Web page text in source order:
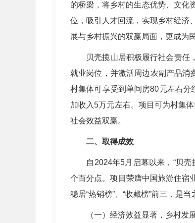
的桥梁，将乡村的生态优势、文化
位，吸引人才回流，实现乡村经济
展与乡村振兴的双赢局面，更成为
贝壳揽山居积极履行社会责任，
就业岗位，并激活周边农副产品消
村集体可享受到单间房80元左右分
加收入5万元左右。项目可为村集
社会效益双赢。
二、取得成效
自2024年5月启幕以来，“贝壳
个百分点。项目荣膺中国旅游住宿
稳居“热销榜”、“收藏榜”前三，是
（一）经济效益显著，乡村发